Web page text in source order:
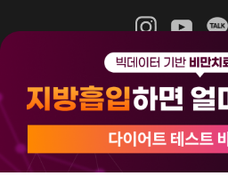
365mc 병·의원 이용약관
비급여진료수가
(주)365mcㅣ서울특별시 서초구 서초대로
120-87-04354ㅣ
COPYRIGHT(C) 2025 365mc. ALL